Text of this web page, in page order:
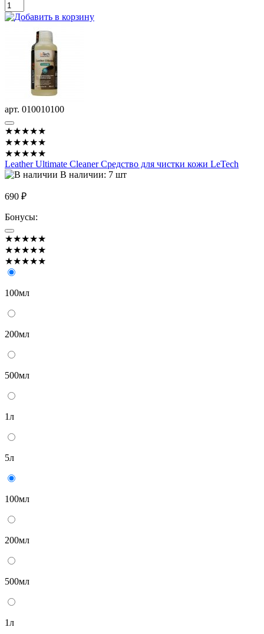
арт. 010010100
★★★★★
★★★★★
★★★★★
Leather Ultimate Cleaner Средство для чистки кожи LeTech
В наличии: 7 шт
690 ₽
Бонусы:
★★★★★
★★★★★
★★★★★
100мл
200мл
500мл
1л
5л
100мл
200мл
500мл
1л